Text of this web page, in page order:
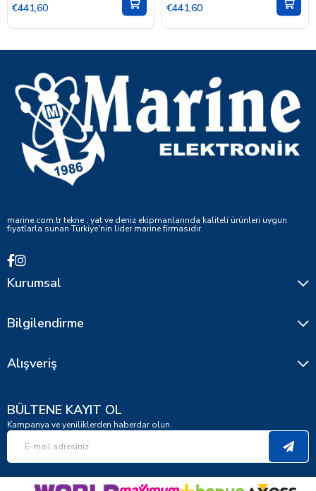
€441,60 €441,60
marine.com.tr tekne , yat ve deniz ekipmanlarında kaliteli ürünleri uygun
fiyatlarla sunan Türkiye'nin lider marine firmasıdır.
Kurumsal
Bilgilendirme
Alışveriş
BÜLTENE KAYIT OL
Kampanya ve yeniliklerden haberdar olun.